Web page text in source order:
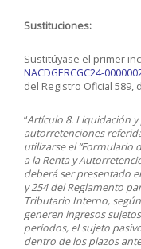
Sustituciones:
Sustitúyase el primer
NACDGERCGC24-
del Registro Oficial 589,
“Artículo 8. Liquidación y
autorretenciones
utilizarse el “Formulario
a la Renta y
deberá ser presentado
y 254 del Reglamento
Tributario Interno,
generen ingresos
períodos, el sujeto
dentro de los plazos